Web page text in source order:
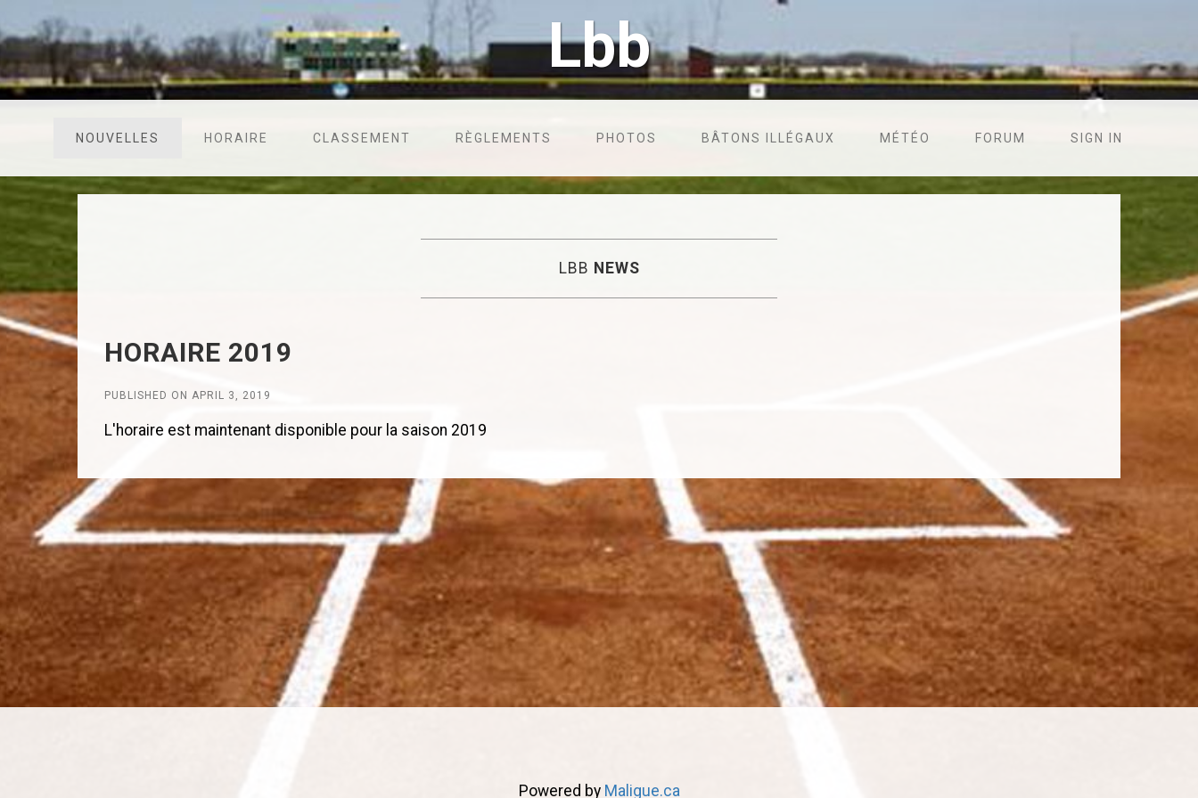
Lbb
NOUVELLES HORAIRE CLASSEMENT RÈGLEMENTS PHOTOS BÂTONS ILLÉGAUX MÉTÉO FORUM SIGN IN
LBB NEWS
HORAIRE 2019
PUBLISHED ON APRIL 3, 2019
L'horaire est maintenant disponible pour la saison 2019
Powered by Maligue.ca